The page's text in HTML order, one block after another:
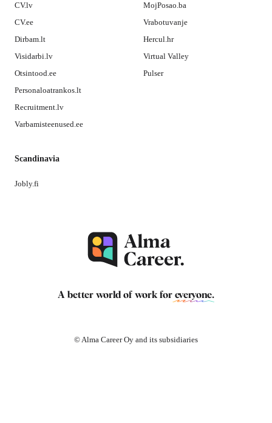
CV.lv
CV.ee
Dirbam.lt
Visidarbi.lv
Otsintood.ee
Personaloatrankos.lt
Recruitment.lv
Varbamisteenused.ee
MojPosao.ba
Vrabotuvanje
Hercul.hr
Virtual Valley
Pulser
Scandinavia
Jobly.fi
A better world of work for everyone.
© Alma Career Oy and its subsidiaries